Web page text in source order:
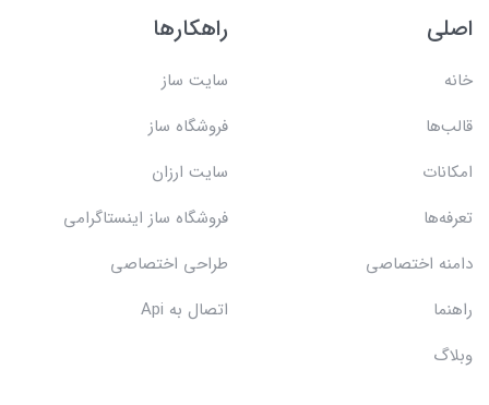
اصلی
خانه
قالب‌ها
امکانات
تعرفه‌ها
دامنه اختصاصی
راهنما
وبلاگ
راهکارها
سایت ساز
فروشگاه ساز
سایت ارزان
فروشگاه ساز اینستاگرامی
طراحی اختصاصی
اتصال به Api